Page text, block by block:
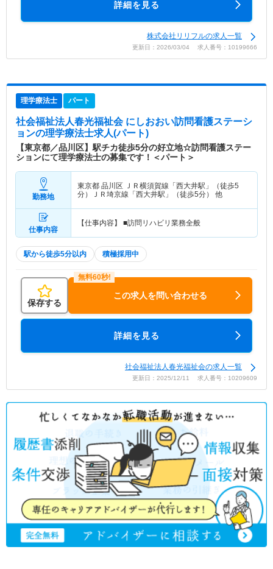
詳細を見る
株式会社リリフルの求人一覧
更新日：2026/03/04 求人番号：10199666
理学療法士 パート
社会福祉法人春光福祉会 にしおおい訪問看護ステーシ
ョンの理学療法士求人(パート)
【東京都／品川区】駅チカ徒歩5分の好立地☆訪問看護ステー
ションにて理学療法士の募集です！＜パート＞
勤務地
東京都 品川区 ＪＲ横須賀線「西大井駅」（徒歩5
分）ＪＲ埼京線「西大井駅」（徒歩5分） 他
仕事内容
【仕事内容】 ■訪問リハビリ業務全般
駅から徒歩5分以内 積極採用中
保存する
この求人を問い合わせる
詳細を見る
社会福祉法人春光福祉会の求人一覧
更新日：2025/12/11 求人番号：10209609